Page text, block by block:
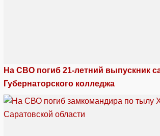
На СВО погиб 21-летний выпускник
Губернаторского колледжа